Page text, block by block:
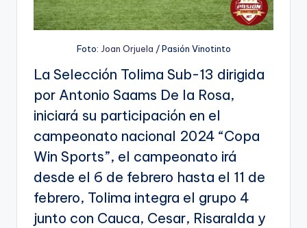
Foto: Joan Orjuela / Pasión Vinotinto
La Selección Tolima Sub-13 dirigida
por Antonio Saams De la Rosa,
iniciará su participación en el
campeonato nacional 2024 “Copa
Win Sports”, el campeonato irá
desde el 6 de febrero hasta el 11 de
febrero, Tolima integra el grupo 4
junto con Cauca, Cesar, Risaralda y